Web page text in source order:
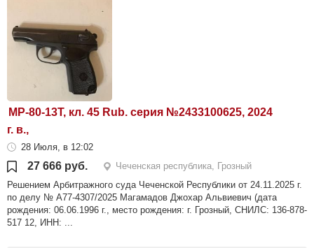
МР-80-13Т, кл. 45 Rub. серия №2433100625, 2024
г. в.,
28 Июля, в 12:02
27 666 руб.
Чеченская республика, Грозный
Решением Арбитражного суда Чеченской Республики от 24.11.2025 г.
по делу № А77-4307/2025 Магамадов Джохар Альвиевич (дата
рождения: 06.06.1996 г., место рождения: г. Грозный, СНИЛС: 136-878-
517 12, ИНН: ...